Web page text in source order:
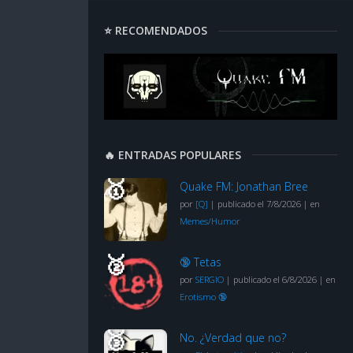
⭐ RECOMENDADOS
🔥 ENTRADAS POPULARES
Quake FM: Jonathan Bree
por [Q] | publicado el 7/8/2026 | en
Memes/Humor
🔞 Tetas
por SERGIO | publicado el 6/8/2026 | en
Erotismo 🔞
No. ¿Verdad que no?